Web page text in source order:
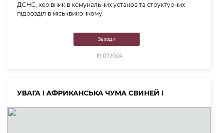
ДСНС, керівників комунальних установ та структурних
підрозділів міськвиконкому.
Заходи
19.07.2024
УВАГА ! АФРИКАНСЬКА ЧУМА СВИНЕЙ !